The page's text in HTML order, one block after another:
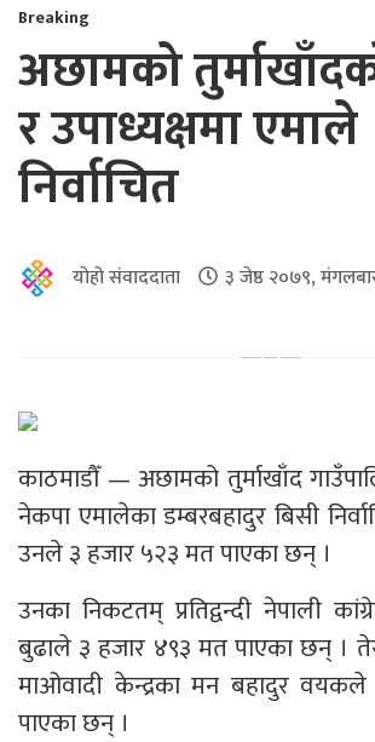
Breaking
अछामको
र उपाध्यक्षमा एमाले
निर्वाचित
योहो संवाददाता ३ जेष्ठ २०७९,
काठमाडौँ — अछामको तुर्माखाँद
नेकपा एमालेका डम्बरबहादुर बिसी
उनले ३ हजार ५२३ मत पाएका छन् ।
उनका निकटतम् प्रतिद्वन्दी नेपाली
बुढाले ३ हजार ४९३ मत पाएका छन् ।
माओवादी केन्द्रका मन बहादुर
पाएका छन् ।